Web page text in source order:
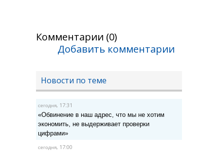
Комментарии (0)
Добавить комментарии
Новости по теме
сегодня, 17:31
«Обвинение в наш адрес, что мы не хотим
экономить, не выдерживает проверки
цифрами»
сегодня, 17:00